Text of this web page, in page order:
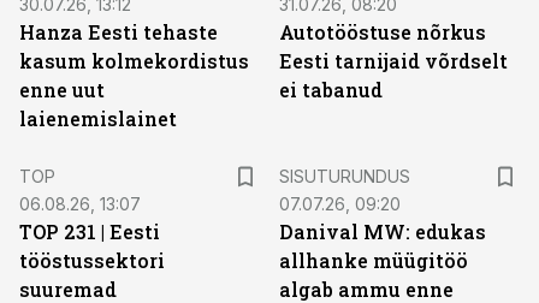
30.07.26, 13:12
Hanza Eesti tehaste
kasum kolmekordistus
enne uut
laienemislainet
31.07.26, 08:20
Autotööstuse nõrkus
Eesti tarnijaid võrdselt
ei tabanud
TOP
06.08.26, 13:07
TOP 231 | Eesti
tööstussektori
suuremad
SISUTURUNDUS
07.07.26, 09:20
Danival MW: edukas
allhanke müügitöö
algab ammu enne